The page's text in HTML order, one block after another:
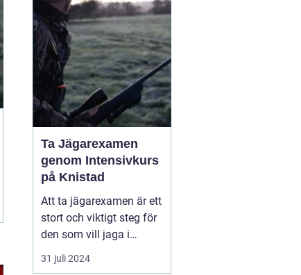
mix av...
Ta Jägarexamen
genom Intensivkurs
på Knistad
Att ta jägarexamen är ett
stort och viktigt steg för
den som vill jaga i
Sverige. Inte nog med att
examen ger de
31 juli 2024